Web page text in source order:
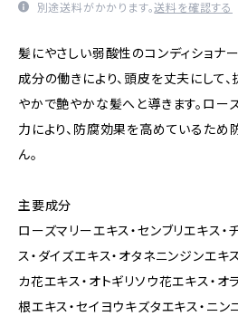
別途送料がかかります。送料を確認する
髪にやさしい弱酸性のコンディショナ
成分の働きにより、頭皮を丈夫にして
やかで艶やかな髪へと導きます。ロー
力により、防腐効果を高めているため
ん。
主要成分
ローズマリーエキス・センブリエキス・
ス・ダイズエキス・オタネニンジンエキ
カ花エキス・オトギリソウ花エキス・オ
根エキス・セイヨウキズタエキス・ニン